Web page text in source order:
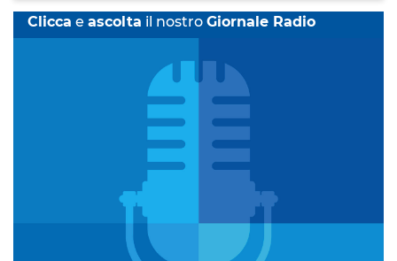
Clicca e ascolta il nostro Giornale Radio